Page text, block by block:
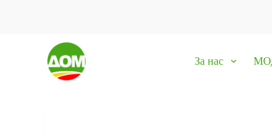
За нас